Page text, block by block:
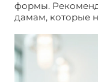
формы.
дамам, которые